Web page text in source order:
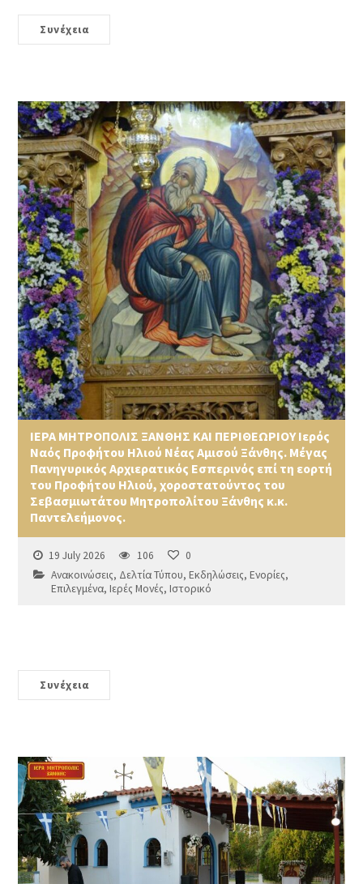
Συνέχεια
ΙΕΡΑ ΜΗΤΡΟΠΟΛΙΣ ΞΑΝΘΗΣ ΚΑΙ ΠΕΡΙΘΕΩΡΙΟΥ Ιερός
Ναός Προφήτου Ηλιού Νέας Αμισού Ξάνθης. Μέγας
Πανηγυρικός Αρχιερατικός Εσπερινός επί τη εορτή
του Προφήτου Ηλιού, χοροστατούντος του
Σεβασμιωτάτου Μητροπολίτου Ξάνθης κ.κ.
Παντελεήμονος.
19 July 2026 106
0
Ανακοινώσεις, Δελτία Τύπου,Εκδηλώσεις,Ενορίες,
Επιλεγμένα,Ιερές Μονές,Ιστορικό
Συνέχεια